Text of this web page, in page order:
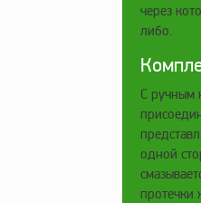
через
либо.
С ручным
одной
протечки